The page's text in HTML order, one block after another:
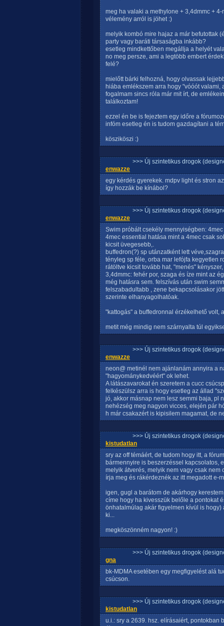
meg ha valaki a methylone + 3,4dmmc +
vélemény arról is jöhet :)
melyik kombó mire hajaz a már befutottak
party vagy baráti társaságba inkább?
esetleg mindkettőben megállja a helyét
no meg persze, ami a legtöbb embert
felé?
mielőtt bárki felhozná, hogy olvassak
hiába emlékszem arra hogy "vóóót
fogalmam sincs róla már mit írt, de
találkoztam!
ezzel én be is fejeztem egy időre a
infóm esetleg én is tudom gazdagítani a
kösziköszi :)
>>> Új szintetikus drogok
enwazze
egy kérdés gyerekek. mdpv light és stron
így hozzák be kínábol?
>>> Új szintetikus drogok
enwazze
Swim próbált csekély mennyiségben:
4mec essential hatása mint a 4mec csak
kicsit üvegesebb,.
buffedron(?) sp utánzatként lett
tényleg sp féle, orba mar lefójfa kegyetlen
rátöltve kicsit tovább hat, "menés"
3,4dmmc: fehér por, szaga és íze mint az
még hatásra sem. felszívás után swim
felszabadultabb , zene bekapcsolásakor
szerinte elhanyagolhatóak.
"kattogás" a buffedronnal érzékelhető volt,
metit még mindig nem szárnyalta túl
>>> Új szintetikus drogok
enwazze
neon@ metinél nem ajánlanám annyira a
"hagyománykedvéért" ok lehet.
A látászavarokat én szeretem a cucc
felkészülsz arra is hogy esetleg az állad
jó, akkor másnap nem lesz semmi baja, pl
nehézség meg nagyon vicces, elején pár
h már csakazért is kipisilem magamat, de
>>> Új szintetikus drogok
kistudatlan
sry az off témáért, de tudom hogy itt, a
bármennyire is beszerzéssel kapcsolatos,
melyik átverés, melyik nem vagy csak
írja meg és rákérdeznék az itt megadott e-
igen, gugl a barátom de akárhogy
címe hogy ha kivesszük belőle a pontokat
önhatalmúlag akár figyelmen kívül is
ki...
megköszönném nagyon! :)
>>> Új szintetikus drogok
gna
bk-MDMA esetében egy megfigyelést alá
csúcson.
>>> Új szintetikus drogok
kistudatlan
u.i.: sry a 2639. hsz. elírásaiért, pontokban